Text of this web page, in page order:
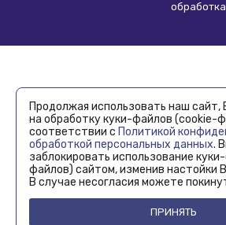
Продолжая использовать наш сайт,
на обработку куки-файлов (cookie-
соответствии с Политикой
обработкой персональных данных.
заблокировать использование
файлов) сайтом, изменив настойки
В случае несогласия можете
ПРИНЯТЬ